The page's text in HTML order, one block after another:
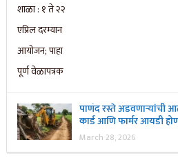
पाणंद रस्ते अडवणाऱ्यांची
कार्ड आणि फार्मर आयडी
March 28, 2026